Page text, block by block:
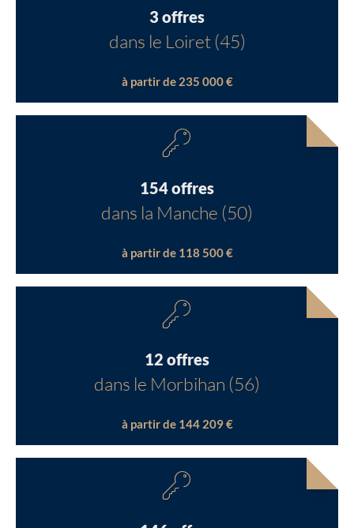
3 offres
dans le Loiret (45)
à partir de 235 000 €
154 offres
dans la Manche (50)
à partir de 118 500 €
12 offres
dans le Morbihan (56)
à partir de 144 209 €